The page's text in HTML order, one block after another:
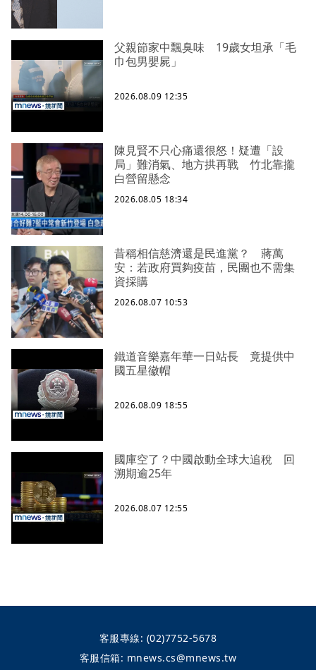
父親節家中飄臭味 19歲女坦承「毛
巾包男嬰屍」
2026.08.09 12:35
陳見賢不只心痛還很怒！疑遭「設
局」難消氣、地方拱再戰 竹北靠攏
白營留懸念
2026.08.05 18:34
昔稱相信慈濟還是民進黨？ 蔣萬
安：若政府買夠疫苗，民團也不需集
資採購
2026.08.07 10:53
鐵道音樂嘉年華一日站長 竟提供中
國五星徽帽
2026.08.09 18:55
國庫空了？中國啟動全球大追稅 回
溯期逾25年
2026.08.07 12:55
客服專線: (02)7752-5678
客服信箱: mnews.cs@mnews.tw